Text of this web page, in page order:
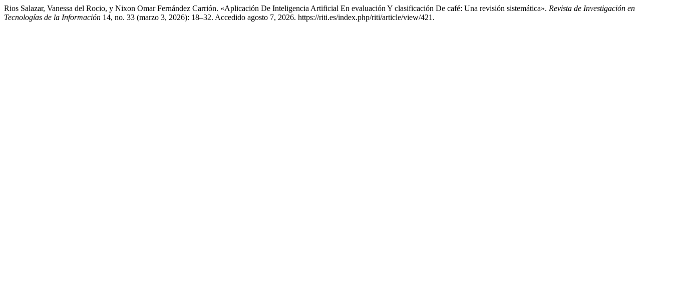
Rios Salazar, Vanessa del Rocio, y Nixon Omar Fernández Carrión. «Aplicación De Inteligencia Artificial En evaluación Y clasificación De café: Una revisión sistemática». Revista de Investigación en
Tecnologías de la Información 14, no. 33 (marzo 3, 2026): 18–32. Accedido agosto 7, 2026. https://riti.es/index.php/riti/article/view/421.